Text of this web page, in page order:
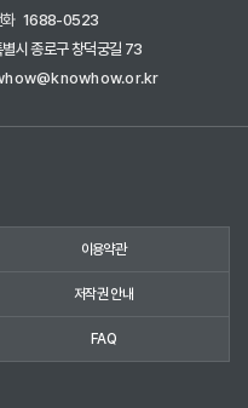
화 1688-0523
시 종로구 창덕궁길 73
이용약관
저작권 안내
FAQ